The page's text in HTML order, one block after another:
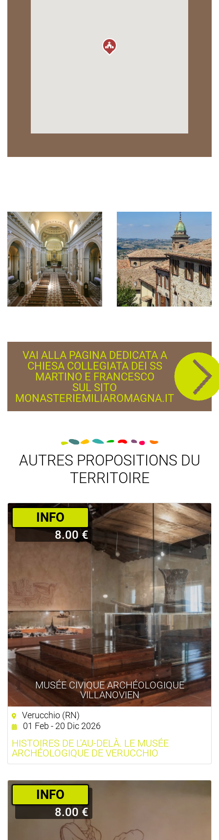
VAI ALLA PAGINA DEDICATA A
CHIESA COLLEGIATA DEI SS
MARTINO E FRANCESCO
SUL SITO
MONASTERIEMILIAROMAGNA.IT
AUTRES PROPOSITIONS DU
TERRITOIRE
MUSÉE CIVIQUE ARCHÉOLOGIQUE
VILLANOVIEN
­INFO
8.00 €
Verucchio (RN)
01 Feb - 20 Dic 2026
HISTOIRES DE L'AU-DELÀ. LE MUSÉE
ARCHÉOLOGIQUE DE VERUCCHIO
­INFO
8.00 €